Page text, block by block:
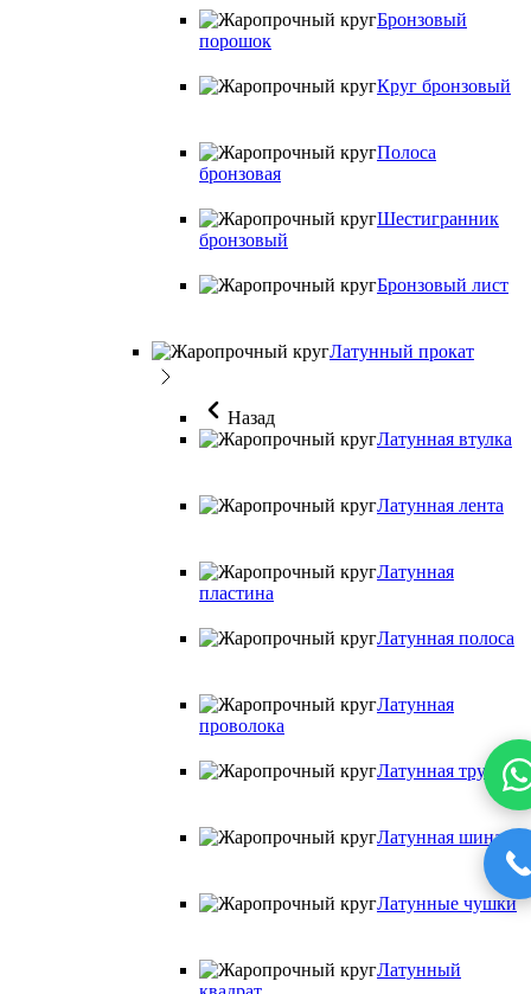
Бронзовый
порошок
Круг бронзовый
Полоса
бронзовая
Шестигранник
бронзовый
Бронзовый лист
Латунный прокат
Назад
Латунная втулка
Латунная лента
Латунная
пластина
Латунная полоса
Латунная
проволока
Латунная труба
Латунная шина
Латунные чушки
Латунный